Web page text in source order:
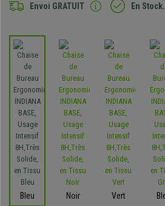
Envoi GRATUIT En Stock.
Bleu Noir Vert